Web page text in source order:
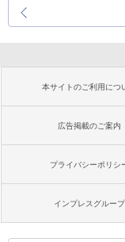
本サイトのご利用につ
広告掲載のご案内
プライバシーポリシ
インプレスグループ